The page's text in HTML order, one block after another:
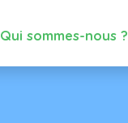
Qui sommes-nous ?